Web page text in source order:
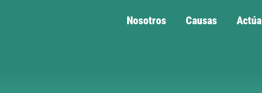
Nosotros Causas Actúa